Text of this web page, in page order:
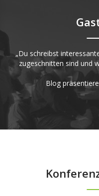
„Du schreibst
zugeschnitten sind und
Blog